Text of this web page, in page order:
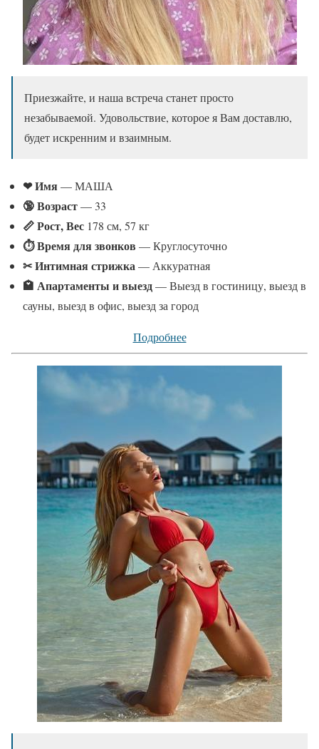
Приезжайте, и наша встреча станет просто
незабываемой. Удовольствие, которое я Вам доставлю,
будет искренним и взаимным.
❤ Имя— МАША
🔞 Возраст— 33
📏 Рост, Вес 178 см, 57 кг
⏱ Время для звонков — Круглосуточно
✂ Интимная стрижка— Аккуратная
🏩 Апартаменты и выезд— Выезд в гостиницу, выезд в
сауны, выезд в офис, выезд за город
Подробнее